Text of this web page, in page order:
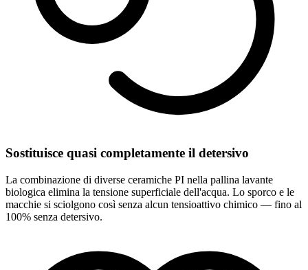
Sostituisce quasi completamente il detersivo
La combinazione di diverse ceramiche PI nella pallina lavante
biologica elimina la tensione superficiale dell'acqua. Lo sporco e le
macchie si sciolgono così senza alcun tensioattivo chimico — fino al
100% senza detersivo.